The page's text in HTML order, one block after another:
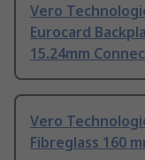
Vero
Eurocard
15.24mm
Vero
Fibreglass 160